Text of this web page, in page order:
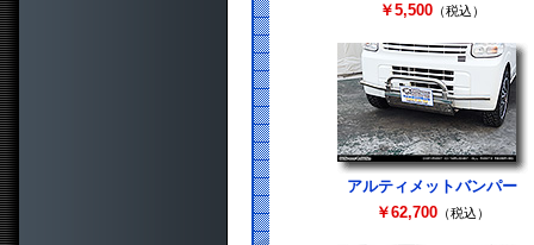
￥5,500 （税込）
アルティメットバンパー
￥62,700（税込）